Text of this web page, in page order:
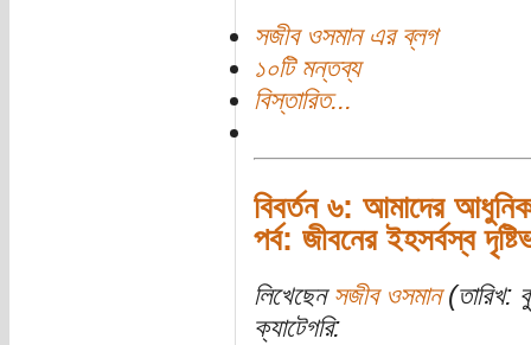
সজীব ওসমান এর ব্লগ
১০টি মন্তব্য
বিস্তারিত...
বিবর্তন ৬: আমাদের
পর্ব: জীবনের ইহসর্বস্ব
লিখেছেন সজীব ওসমান(তারিখ:
ক্যাটেগরি: